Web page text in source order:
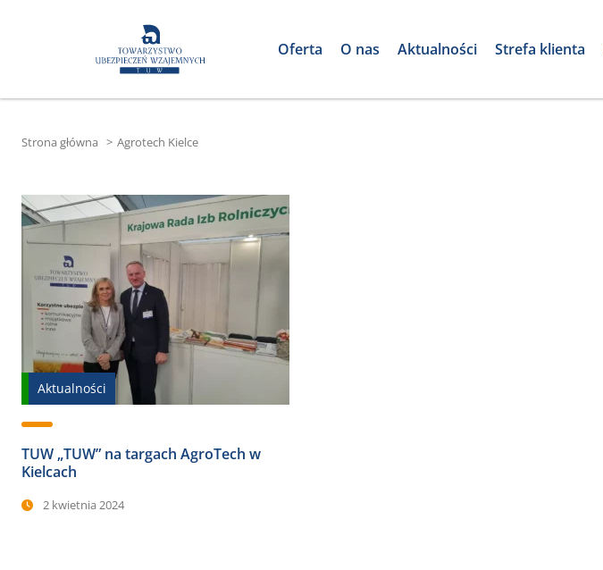
Oferta O nas Aktualności Strefa klienta
Strona główna > Agrotech Kielce
Aktualności
TUW „TUW” na targach AgroTech w
Kielcach
2 kwietnia 2024